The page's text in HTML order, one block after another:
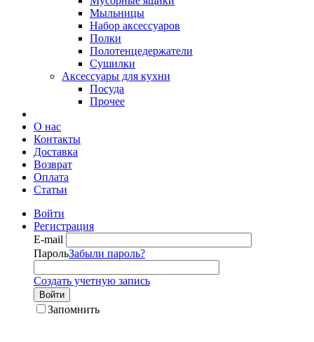
Мыльницы
Набор аксессуаров
Полки
Полотенцедержатели
Сушилки
Аксессуары для кухни
Посуда
Прочее
О нас
Контакты
Доставка
Возврат
Оплата
Статьи
Войти
Регистрация
E-mail
ПарольЗабыли пароль?
Создать учетную запись
Войти
Запомнить